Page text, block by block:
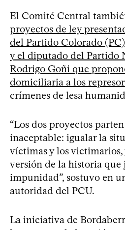
El Comité Central
proyectos de ley
del Partido Colorado
y el diputado del Partido
Rodrigo Goñi que
domiciliaria a los
crímenes de lesa
“Los dos proyectos
inaceptable: igualar la
víctimas y los
versión de la historia que
impunidad”, sostuvo en
autoridad del PCU.
La iniciativa de